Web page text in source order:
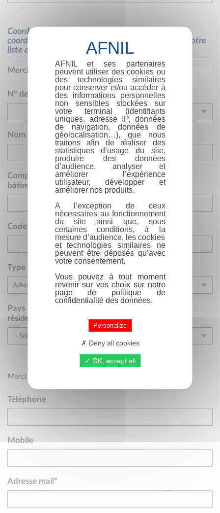
Coordonnées du particulier auto-édité (Ces
coordonnées nous permettront de vous adresser votre
liste d'ISBN)
Merci de renseigner votre adresse complète
N° de voie Type de voie
Rue
Rue
Avenue
Boulevard
Allée
Place
Square
Quai
Route
Chemin
Sentier
Grande-rue
Centre
Passage
Cité
Bâtiment
Nom de la voie
Complément d'adresse (boîte postale, lieu-dit,
bâtiment...)
Code postal * Ville*
Type d’adresse*
Adresse postale
Adresse postale
Bureau parisien
Bureau
Succursale
Secrétariat général
Service commercial
Service technique
Rédaction
Service de presse
Service de publicité
Vente
Pays * (Si vous ne trouvez pas votre pays de
résidence...)
-- Sélectionner --
Belgique francophone
Djibouti (DJ)
Guinée (GN)
Merci de renseigner au moins un n° de téléphone
Téléphone
Mobile
Adresse mail*
AFNIL et ses partenaires
peuvent utiliser des cookies ou
des technologies similaires
pour conserver et/ou accéder à
des informations personnelles
non sensibles stockées sur
votre terminal (identifiants
uniques, adresse IP, données
de navigation, données de
géolocalisation…), que nous
traitons afin de réaliser des
statistiques d’usage du site,
produire des données
d’audience, analyser et
améliorer l’expérience
utilisateur, développer et
améliorer nos produits.
A l’exception de ceux
nécessaires au fonctionnement
du site ainsi que, sous
certaines conditions, à la
mesure d’audience, les cookies
et technologies similaires ne
peuvent être déposés qu’avec
votre consentement.
Vous pouvez à tout moment
revenir sur vos choix sur notre
page de politique de
confidentialité des données.
Personalize
Deny all cookies
OK, accept all